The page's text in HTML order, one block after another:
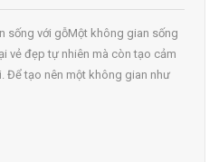
sống với gỗMột không gian sống
vẻ đẹp tự nhiên mà còn tạo cảm
Để tạo nên một không gian như